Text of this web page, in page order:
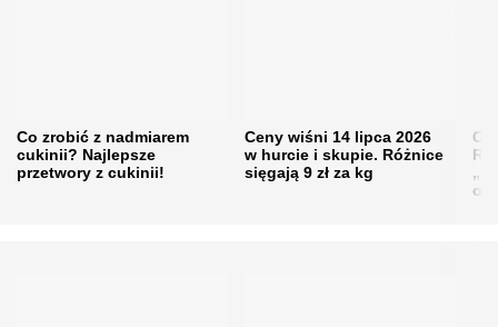
Co zrobić z nadmiarem
cukinii? Najlepsze
przetwory z cukinii!
Ceny wiśni 14 lipca 2026
w hurcie i skupie. Różnice
sięgają 9 zł za kg